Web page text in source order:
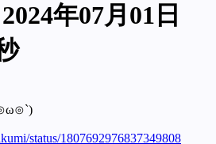
年07月01日
status/1807692976837349808